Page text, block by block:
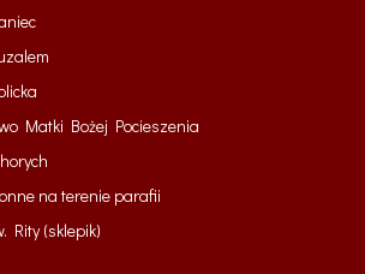
Matki Bożej Pocieszenia
na terenie parafii
Rity (sklepik)